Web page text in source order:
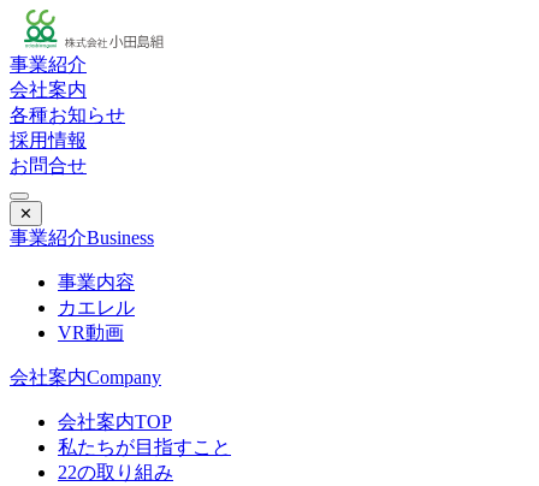
事業紹介
会社案内
各種お知らせ
採用情報
お問合せ
✕
事業紹介Business
事業内容
カエレル
VR動画
会社案内Company
会社案内TOP
私たちが目指すこと
22の取り組み